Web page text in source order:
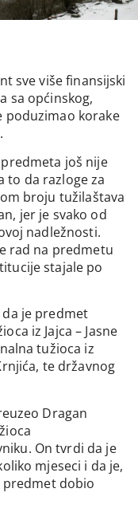
sve više finansijski
sa općinskog,
poduzimao korake
još nije
to da razloge za
broju tužilaštava
jer je svako od
nadležnosti.
rad na predmetu
stajale po
je predmet
iz Jajca – Jasne
tužioca iz
te državnog
Dragan
On tvrdi da je
mjeseci i da je,
predmet dobio